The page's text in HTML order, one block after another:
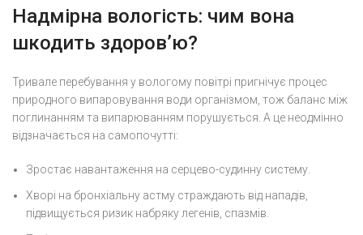
Надмірна вологість: чим вона
шкодить здоров’ю?
Тривале перебування у вологому повітрі пригнічує процес
природного випаровування води організмом, тож баланс між
поглинанням та випарюванням порушується. А це неодмінно
відзначається на самопочутті:
Зростає навантаження на серцево-судинну систему.
Хворі на бронхіальну астму страждають від нападів,
підвищується ризик набряку легенів, спазмів.